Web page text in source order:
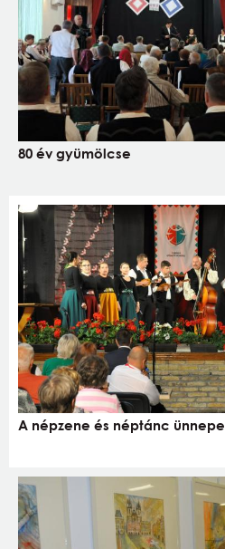
80 év gyümölcse
A népzene és néptánc